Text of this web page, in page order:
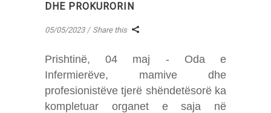
DHE PROKURORIN
05/05/2023 Share this
Prishtinë, 04 maj - Oda e
Infermierëve, mamive dhe
profesionistëve tjerë shëndetësorë ka
kompletuar organet e saja në